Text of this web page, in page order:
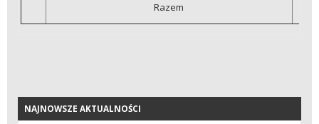
Razem
NAJNOWSZE AKTUALNOŚCI
NAJNOWSZE AKTUALNOŚCI